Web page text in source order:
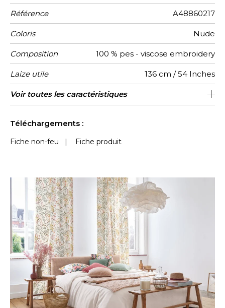
Référence A48860217
Coloris Nude
Composition 100 % pes - viscose embroidery
Laize utile 136 cm / 54 Inches
Rétrécissement <1%
Raccord Raccord droit
Test
Martindale
80000
Usage
martindale
Siège à usage intensif : >40,000 cycles
(Martindale) et/ou >30,000 doubles rubs
Wyzenbeek 100000
Sens De large
Poids g/m² 500
Performance
Accoustique
aw - 0.15
Usage
Entretien
Pays
d'origine
Inde
Rapport
Horizontal
68 cm / 27 Inches
Rapport
Vertical
32 cm / 13 Inches
Caractéristiques
Outdoor
Voir toutes les caractéristiques
Téléchargements :
Fiche non-feu | Fiche produit